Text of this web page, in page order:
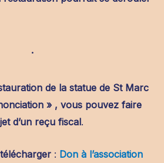
.
de la statue de St Marc
» , vous pouvez faire
d’un reçu fiscal.
: Don à l’association